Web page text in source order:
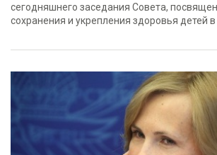
сегодняшнего заседания Совета,
сохранения и укрепления здоровья детей